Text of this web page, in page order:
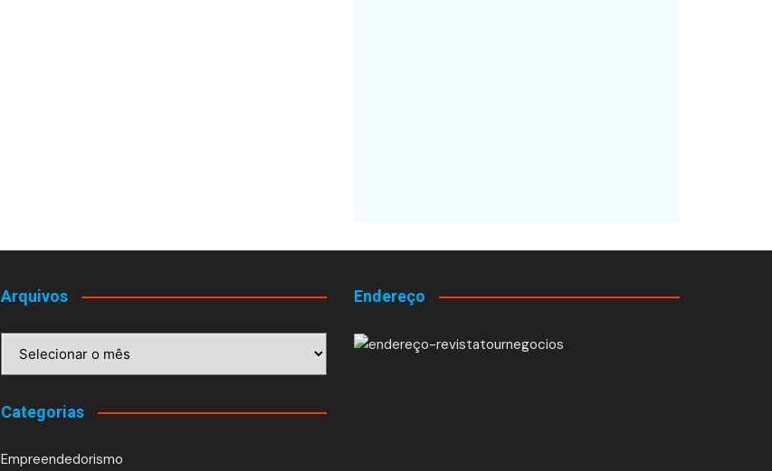
Arquivos
Categorias
Empreendedorismo
Endereço